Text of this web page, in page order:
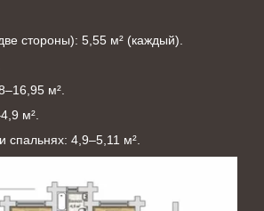
стороны): 5,55 м² (каждый).
м².
м².
спальнях: 4,9–5,11 м².